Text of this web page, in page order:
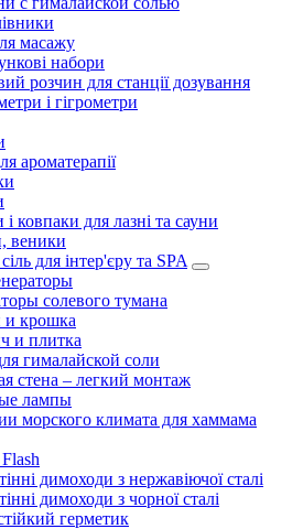
масажу
набори
розчин для станції дозування
і гігрометри
ароматерапії
ковпаки для лазні та сауни
веники
для інтер'єру та SPA
солевого тумана
крошка
и плитка
гималайской соли
стена – легкий монтаж
лампы
морского климата для хаммама
димоходи з нержавіючої сталі
димоходи з чорної сталі
герметик